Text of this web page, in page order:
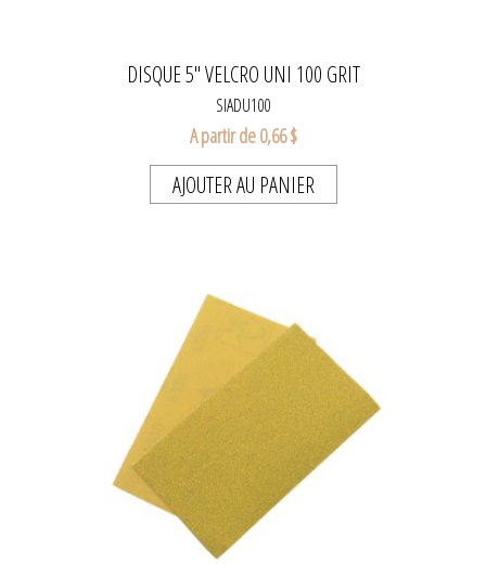
DISQUE 5" VELCRO UNI 100 GRIT
SIADU100
A partir de 0,66 $
AJOUTER AU PANIER